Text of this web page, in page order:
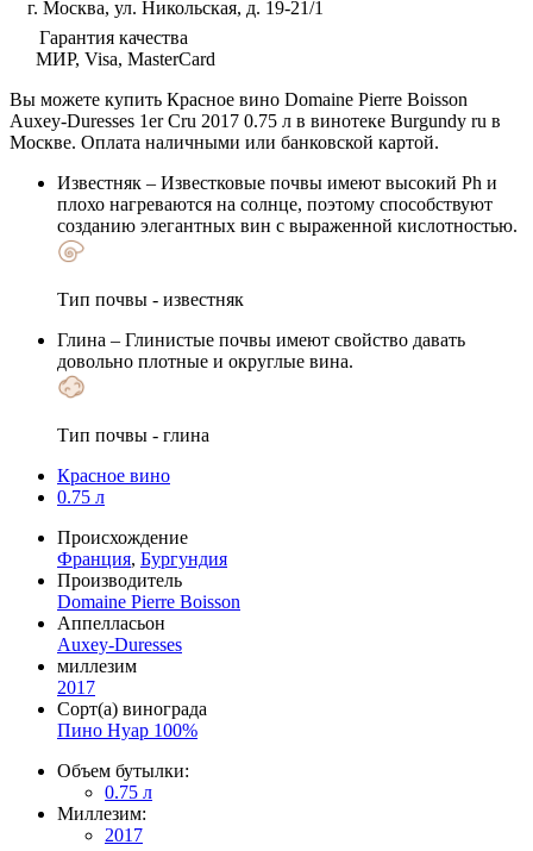
г. Москва, ул. Никольская, д. 19-21/1
Гарантия качества
МИР, Visa, MasterCard
Вы можете купить Красное вино Domaine Pierre Boisson
Auxey-Duresses 1er Cru 2017 0.75 л в винотеке Burgundy ru в
Москве. Оплата наличными или банковской картой.
Известняк – Известковые почвы имеют высокий Ph и
плохо нагреваются на солнце, поэтому способствуют
созданию элегантных вин с выраженной кислотностью.
Тип почвы - известняк
Глина – Глинистые почвы имеют свойство давать
довольно плотные и округлые вина.
Тип почвы - глина
Красное вино
0.75 л
Происхождение
Франция, Бургундия
Производитель
Domaine Pierre Boisson
Аппелласьон
Auxey-Duresses
миллезим
2017
Сорт(а) винограда
Пино Нуар 100%
Объем бутылки:
0.75 л
Миллезим:
2017